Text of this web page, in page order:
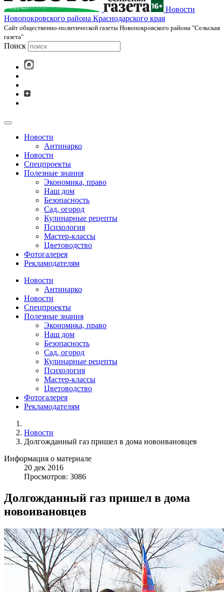
Новости
Новопокровского района Краснодарского края
Cайт общественно-политической газеты Новопокровского района "Сельская
газета"
Поиск
Новости
Антинарко
Новости
Спецпроекты
Полезные знания
Экономика, право
Наш дом
Безопасность
Сад, огород
Кулинарные рецепты
Психология
Мастер-классы
Цветоводство
Фотогалерея
Рекламодателям
Новости
Антинарко
Новости
Спецпроекты
Полезные знания
Экономика, право
Наш дом
Безопасность
Сад, огород
Кулинарные рецепты
Психология
Мастер-классы
Цветоводство
Фотогалерея
Рекламодателям
Новости
Долгожданный газ пришел в дома новоивановцев
Информация о материале
20 дек 2016
Просмотров: 3086
Долгожданный газ пришел в дома
новоивановцев